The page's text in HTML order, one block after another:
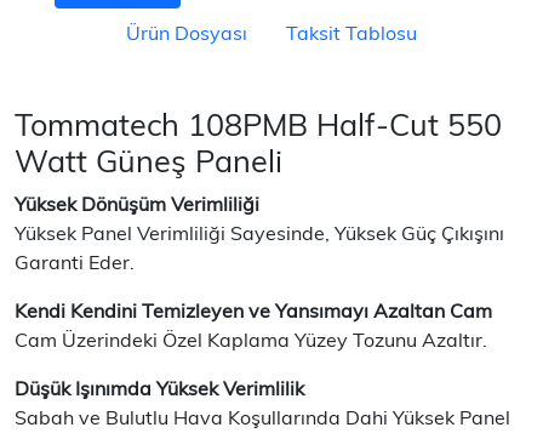
Ürün Dosyası
Taksit Tablosu
Tommatech 108PMB Half-Cut 550
Watt Güneş Paneli
Yüksek Dönüşüm Verimliliği
Yüksek Panel Verimliliği Sayesinde, Yüksek Güç Çıkışını
Garanti Eder.
Kendi Kendini Temizleyen ve Yansımayı Azaltan Cam
Cam Üzerindeki Özel Kaplama Yüzey Tozunu Azaltır.
Düşük Işınımda Yüksek Verimlilik
Sabah ve Bulutlu Hava Koşullarında Dahi Yüksek Panel